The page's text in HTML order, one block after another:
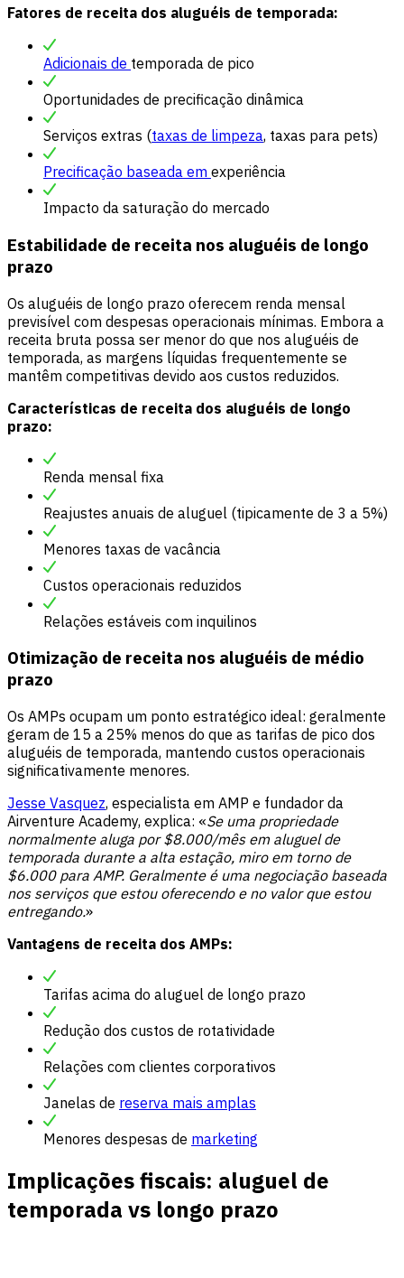
Fatores de receita dos aluguéis de temporada:
Adicionais de temporada de pico
Oportunidades de precificação dinâmica
Serviços extras (taxas de limpeza, taxas para pets)
Precificação baseada em experiência
Impacto da saturação do mercado
Estabilidade de receita nos aluguéis de longo
prazo
Os aluguéis de longo prazo oferecem renda mensal
previsível com despesas operacionais mínimas. Embora a
receita bruta possa ser menor do que nos aluguéis de
temporada, as margens líquidas frequentemente se
mantêm competitivas devido aos custos reduzidos.
Características de receita dos aluguéis de longo
prazo:
Renda mensal fixa
Reajustes anuais de aluguel (tipicamente de 3 a 5%)
Menores taxas de vacância
Custos operacionais reduzidos
Relações estáveis com inquilinos
Otimização de receita nos aluguéis de médio
prazo
Os AMPs ocupam um ponto estratégico ideal: geralmente
geram de 15 a 25% menos do que as tarifas de pico dos
aluguéis de temporada, mantendo custos operacionais
significativamente menores.
Jesse Vasquez, especialista em AMP e fundador da
Airventure Academy, explica: «Se uma propriedade
normalmente aluga por $8.000/mês em aluguel de
temporada durante a alta estação, miro em torno de
$6.000 para AMP. Geralmente é uma negociação baseada
nos serviços que estou oferecendo e no valor que estou
entregando.»
Vantagens de receita dos AMPs:
Tarifas acima do aluguel de longo prazo
Redução dos custos de rotatividade
Relações com clientes corporativos
Janelas de reserva mais amplas
Menores despesas de marketing
Implicações fiscais: aluguel de
temporada vs longo prazo